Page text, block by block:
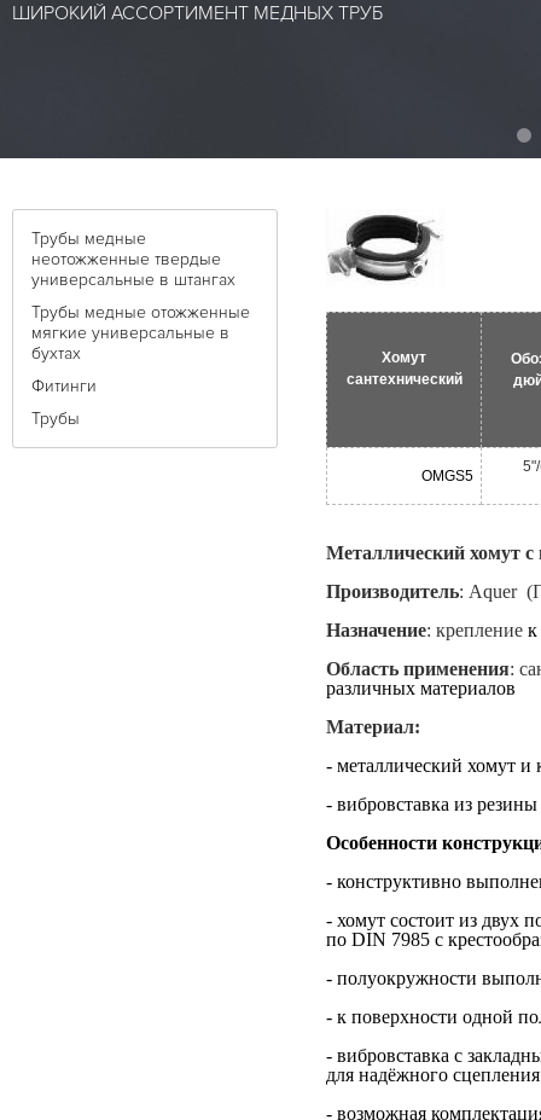
ШИРОКИЙ АССОРТИМЕНТ МЕДНЫХ ТРУБ
Трубы медные
неотожженные твердые
универсальные в штангах
Трубы медные отожженные
мягкие универсальные в
бухтах
Фитинги
Трубы
Хомут
сантехнический
OMGS5
Металлический хомут с
Производитель: Aquer
Назначение: крепление к
Область применения:
различных материалов
Материал:
- металлический хомут
- вибровставка из резины
Особенности
- конструктивно
- хомут состоит из двух
по DIN 7985 с
- полуокружности
- к поверхности одной
- вибровставка с
для надёжного
- возможная